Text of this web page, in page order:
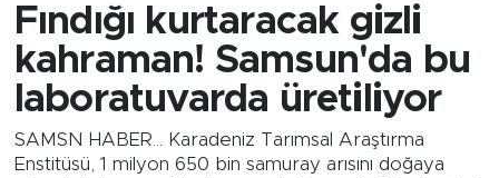
Fındığı kurtaracak gizli
kahraman! Samsun'da bu
laboratuvarda üretiliyor
SAMSN HABER... Karadeniz Tarımsal Araştırma
Enstitüsü, 1 milyon 650 bin samuray arısını doğaya
Samsun Rehberi
Resmi İlanlar
SAMSUN Namaz Vakitleri
Samsun Trafik Yoğunluk Haritası
Süper Lig Puan Durumu ve Fikstür